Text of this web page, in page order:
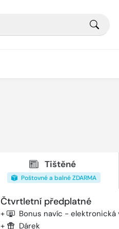
Tištěné
Poštovné a balné ZDARMA
Čtvrtletní předplatné
+
Bonus navíc - elektronická
+
Dárek